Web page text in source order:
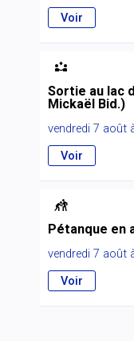
Voir

Sortie au lac
Mickaël Bid.)
vendredi 7 août
Voir

Pétanque en
vendredi 7 août
Voir